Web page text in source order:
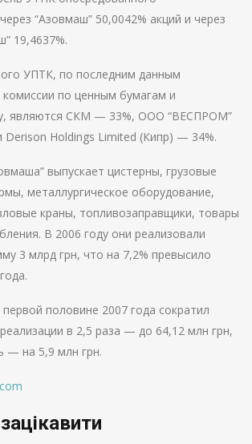
“Азовмаш” 50,0042% акций и через
19,4637%.
УПТК, по последним данным
комиссии по ценным бумагам и
являются СКМ — 33%, ООО “ВЕСПРОМ”
Holdings Limited (Кипр) — 34%.
выпускает цистерны, грузовые
металлургическое оборудование,
краны, топливозаправщики, товары
В 2006 году они реализовали
3 млрд грн, что на 7,2% превысило
половине 2007 года сократил
в 2,5 раза — до 64,12 млн грн,
— на 5,9 млн грн.